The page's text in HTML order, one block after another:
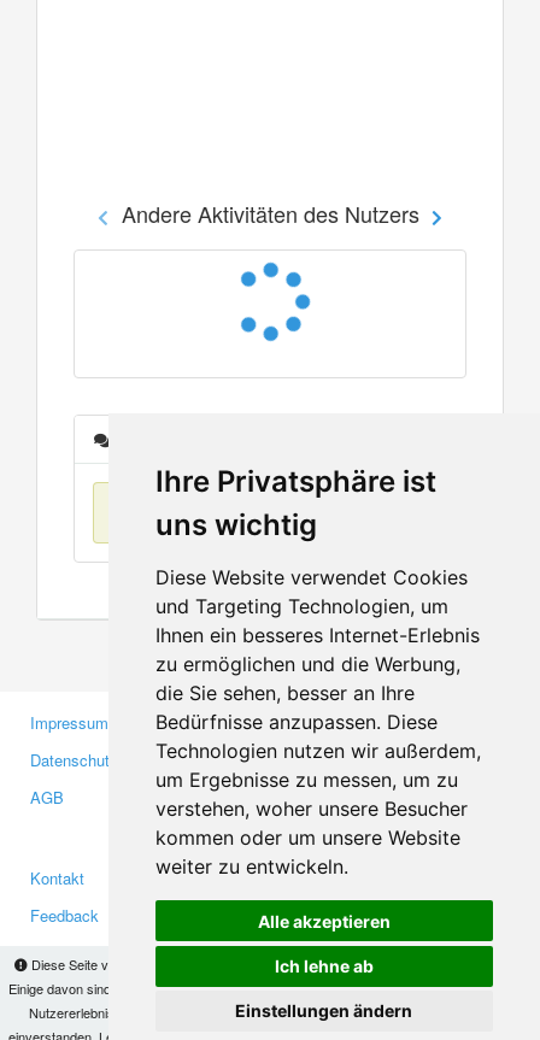
Ihre Privatsphäre ist
uns wichtig
Diese Website verwendet Cookies
und Targeting Technologien, um
Ihnen ein besseres Internet-Erlebnis
zu ermöglichen und die Werbung,
die Sie sehen, besser an Ihre
Bedürfnisse anzupassen. Diese
Technologien nutzen wir außerdem,
um Ergebnisse zu messen, um zu
verstehen, woher unsere Besucher
kommen oder um unsere Website
weiter zu entwickeln.
Alle akzeptieren
Ich lehne ab
Einstellungen ändern
Diese Seite verwendet Cookies, um Informationen auf Ihrem Computer zu speichern.
Einige davon sind notwendig, damit unsere Seite funktioniert, andere helfen uns dabei, das
Nutzererlebnis zu verbessern. Mit der Nutzung dieser Seite erklären Sie sich damit
Andere Aktivitäten des Nutzers
Keine Einträge
Impressum
Datenschutzerklärung
AGB
Gewerbetreibende
Investoren
Medien
Kontakt
Feedback
Facebook
Twitter
YouTube
Google+